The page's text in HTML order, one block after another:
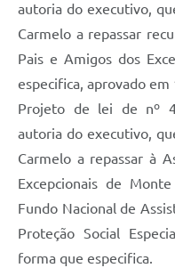
autoria do executivo,
Carmelo a repassar
Pais e Amigos dos
especifica, aprovado
Projeto de lei de nº
autoria do executivo,
Carmelo a repassar à
Excepcionais de
Fundo Nacional de
Proteção Social
forma que especifica.